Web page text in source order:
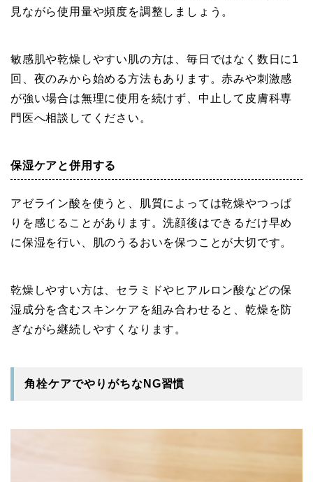
見ながら使用量や頻度を調整しましょう。
敏感肌や乾燥しやすい肌の方は、毎日ではなく数日に1
回、夜のみから始める方法もあります。赤みや刺激感
が強い場合は無理に使用を続けず、中止して皮膚科専
門医へ相談してください。
保湿ケアと併用する
アゼライン酸を使うと、肌質によっては乾燥やつっぱ
りを感じることがあります。洗顔後はできるだけ早め
に保湿を行い、肌のうるおいを保つことが大切です。
乾燥しやすい方は、セラミドやヒアルロン酸などの保
湿成分を含むスキンケアを組み合わせると、乾燥を防
ぎながら継続しやすくなります。
角栓ケアでやりがちなNG習慣